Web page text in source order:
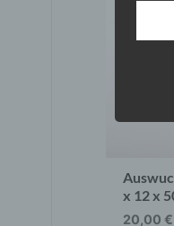
x 12 x
20,00 €